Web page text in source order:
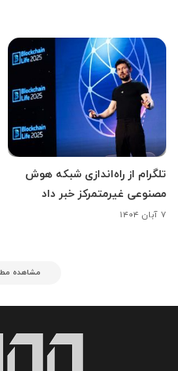
تلگرام از راه‌اندازی شبکه هوش
مصنوعی غیرمتمرکز خبر داد
۷ آبان ۱۴۰۴
مشاهده